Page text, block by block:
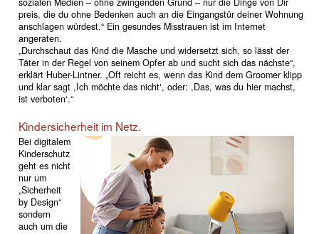
preis, die du ohne Bedenken auch an die Eingangstür deiner Wohnung
anschlagen würdest.“ Ein gesundes Misstrauen ist im Internet
angeraten.
„Durchschaut das Kind die Masche und widersetzt sich, so lässt der
Täter in der Regel von seinem Opfer ab und sucht sich das nächste“,
erklärt Huber-Lintner. „Oft reicht es, wenn das Kind dem Groomer klipp
und klar sagt ,Ich möchte das nicht‘, oder: ,Das, was du hier machst,
ist verboten‘.“
Kindersicherheit im Netz.
Bei digitalem
Kinderschutz
geht es nicht
nur um
„Sicherheit
by Design“
sondern
auch um die